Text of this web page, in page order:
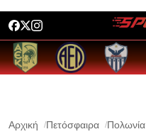
Αρχική Πετόσφαιρα Πολωνία